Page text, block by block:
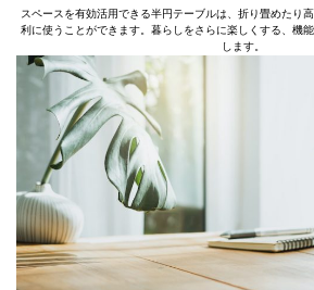
スペースを有効活用できる半円テーブルは、折り畳めたり
利に使うことができます。暮らしをさらに楽しくする、機
します。